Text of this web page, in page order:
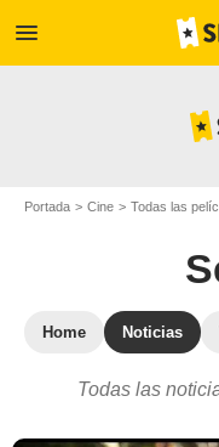
menu
Portada Cine Todas las
Home Noticias
Todas las